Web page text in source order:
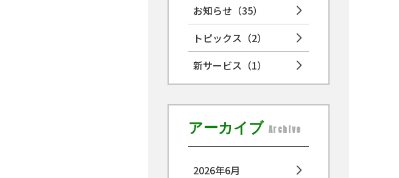
お知らせ （35）
トピックス （2）
新サービス （1）
アーカイブ Archive
2026年6月